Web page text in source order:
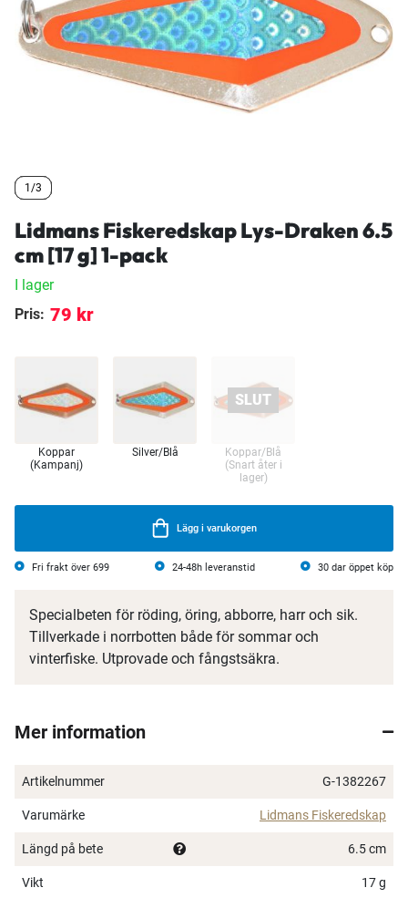
1/3
1/3
1/3
Lidmans Fiskeredskap Lys-Draken 6.5
cm [17 g] 1-pack
I lager
Pris: 79 kr
Koppar
(Kampanj)
Silver/Blå
Koppar/Blå
(Snart åter i
lager)
Lägg i varukorgen
Fri frakt över 699 24-48h leveranstid 30 dar öppet köp
Specialbeten för röding, öring, abborre, harr och sik.
Tillverkade i norrbotten både för sommar och
vinterfiske. Utprovade och fångstsäkra.
Mer information
Artikelnummer G-1382267
Varumärke Lidmans Fiskeredskap
Längd på bete 6.5 cm
Vikt 17 g